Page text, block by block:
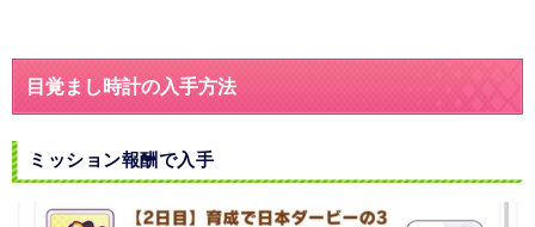
目覚まし時計の入手方法
ミッション報酬で入手